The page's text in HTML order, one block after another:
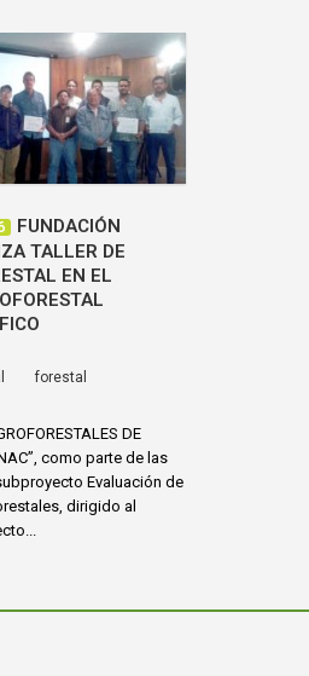
FUNDACIÓN
TALLER DE
EN EL
forestal
DE
como parte de las
Evaluación de
dirigido al